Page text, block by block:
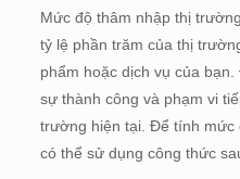
Mức độ thâm nhập thị
tỷ lệ phần trăm của thị
phẩm hoặc dịch vụ của
sự thành công và phạm vi
trường hiện tại. Để tính mức
có thể sử dụng công thức